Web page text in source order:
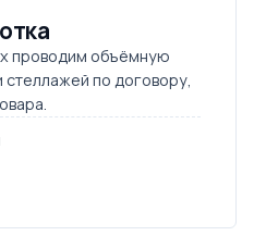
проводим объёмную
по договору,